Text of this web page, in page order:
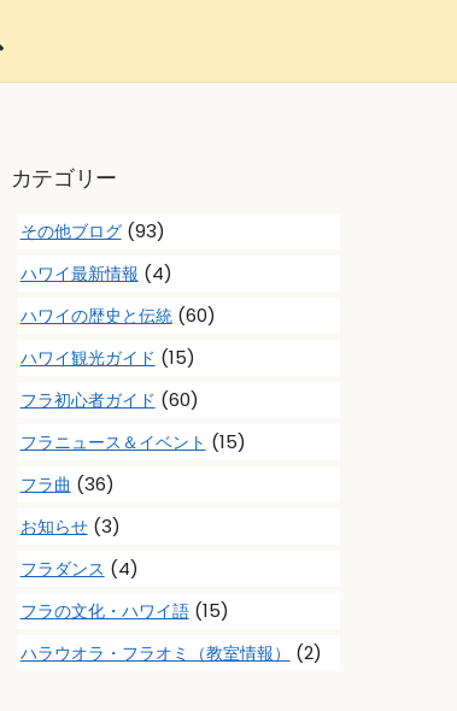
Search
カテゴリー
その他ブログ(93)
ハワイ最新情報 (4)
ハワイの歴史と伝統(60)
ハワイ観光ガイド (15)
フラ初心者ガイド (60)
フラニュース＆イベント (15)
フラ曲 (36)
お知らせ(3)
フラダンス (4)
フラの文化・ハワイ語(15)
ハラウオラ・フラオミ（教室情報） (2)